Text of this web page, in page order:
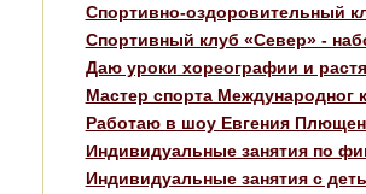
Спортивно-оздоровительный
Спортивный клуб «Север» -
Даю уроки хореографии и
Мастер спорта Международног
Работаю в шоу Евгения
Индивидуальные занятия по
Индивидуальные занятия с